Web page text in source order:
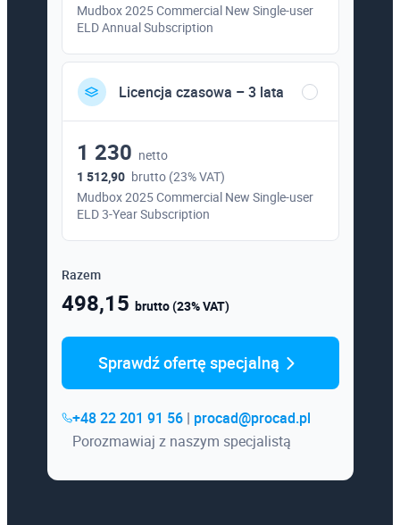
Mudbox 2025 Commercial New Single-user
ELD Annual Subscription
Licencja czasowa – 3 lata
1 230 netto
1 512,90 brutto (23% VAT)
Mudbox 2025 Commercial New Single-user
ELD 3-Year Subscription
Razem
498,15 brutto (23% VAT)
Sprawdź ofertę specjalną
+48 22 201 91 56| procad@procad.pl
Porozmawiaj z naszym specjalistą